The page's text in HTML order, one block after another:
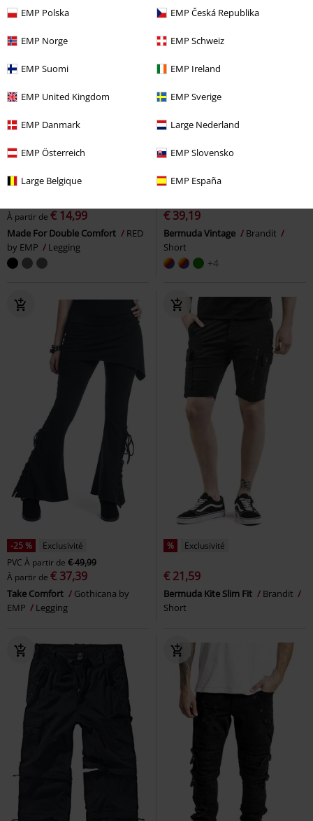
EMP Polska EMP Česká Republika
EMP Norge EMP Schweiz
EMP Suomi EMP Ireland
EMP United Kingdom EMP Sverige
EMP Danmark Large Nederland
EMP Österreich EMP Slovensko
Large Belgique EMP España
-40 %
Exclusivité
À partir de € 14,99
Made For Double Comfort
RED
by EMP
Legging
% Stock faible
€ 39,19
Bermuda Vintage
Brandit
Short
+4
-25 %
Exclusivité
PVC À partir de € 49,99
À partir de € 37,39
Take Comfort
Gothicana by
EMP
Legging
% Exclusivité
€ 21,59
Bermuda Kite Slim Fit
Brandit
Short